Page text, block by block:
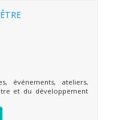
événements, ateliers,
et du développement